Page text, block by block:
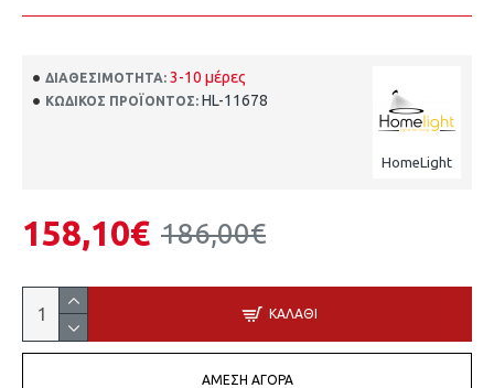
ΔΙΑΘΕΣΙΜΌΤΗΤΑ: 3-10 μέρες
ΚΩΔΙΚΌΣ ΠΡΟΪΌΝΤΟΣ: HL-11678
HomeLight
186,00€
158,10€
ΚΑΛΆΘΙ
ΆΜΕΣΗ ΑΓΟΡΆ